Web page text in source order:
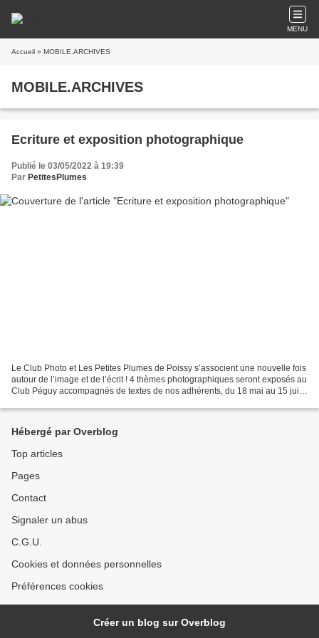
MENU
Accueil » MOBILE.ARCHIVES
MOBILE.ARCHIVES
Ecriture et exposition photographique
Publié le 03/05/2022 à 19:39
Par PetitesPlumes
Le Club Photo et Les Petites Plumes de Poissy s’associent une nouvelle fois
autour de l’image et de l’écrit ! 4 thèmes photographiques seront exposés au
Club Péguy accompagnés de textes de nos adhérents, du 18 mai au 15 juin
Hébergé par Overblog
Top articles
Pages
Contact
Signaler un abus
C.G.U.
Cookies et données personnelles
Préférences cookies
Créer un blog sur Overblog